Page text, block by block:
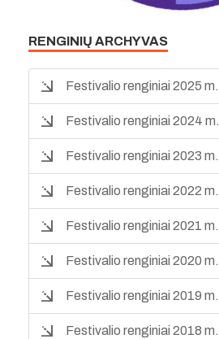
RENGINIŲ ARCHYVAS
Festivalio renginiai 2025 m.
Festivalio renginiai 2024 m.
Festivalio renginiai 2023 m.
Festivalio renginiai 2022 m.
Festivalio renginiai 2021 m.
Festivalio renginiai 2020 m.
Festivalio renginiai 2019 m.
Festivalio renginiai 2018 m.